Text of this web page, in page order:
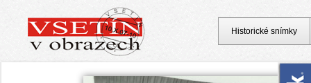
Historické snímky